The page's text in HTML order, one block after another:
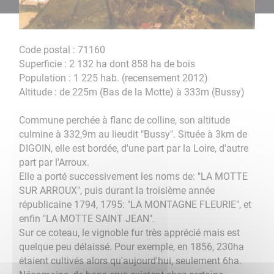
Code postal : 71160
Superficie : 2 132 ha dont 858 ha de bois
Population : 1 225 hab. (recensement 2012)
Altitude : de 225m (Bas de la Motte) à 333m (Bussy)
Commune perchée à flanc de colline, son altitude
culmine à 332,9m au lieudit "Bussy". Située à 3km de
DIGOIN, elle est bordée, d'une part par la Loire, d'autre
part par l'Arroux.
Elle a porté successivement les noms de: "LA MOTTE
SUR ARROUX", puis durant la troisième année
républicaine 1794, 1795: "LA MONTAGNE FLEURIE", et
enfin "LA MOTTE SAINT JEAN".
Sur ce coteau, le vignoble fur très apprécié mais est
quelque peu délaissé. Pour exemple, en 1856, 230ha
étaient cultivés alors qu'aujourd'hui, seulement 6ha.